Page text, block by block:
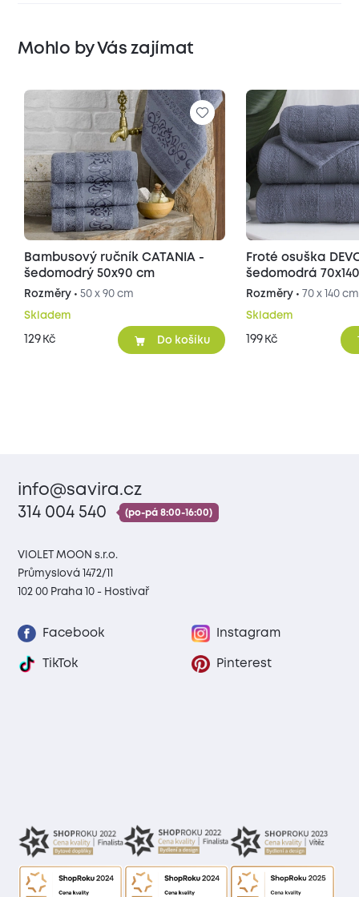
Mohlo by Vás zajímat
Bambusový ručník CATANIA -
šedomodrý 50x90 cm
Rozměry • 50 x 90 cm
Skladem
129 Kč Do košíku
Froté osuška DEVON -
šedomodrá
Rozměry • 70 x 140 cm
Skladem
199 Kč
info@savira.cz
314 004 540
(po-pá 8:00-16:00)
VIOLET MOON s.r.o.
Průmyslová 1472/11
102 00 Praha 10 - Hostivař
Facebook Instagram
TikTok Pinterest